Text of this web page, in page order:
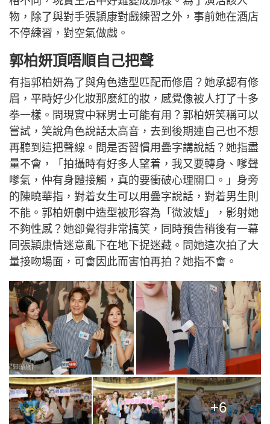
物，除了與對手張頴康對戲練習之外，事前她在酒店
不停練習，對空氣做戲。
郭柏妍頂唔順自己把聲
有指郭柏妍為了與角色造型匹配而修眉？她承認有修
眉，平時好少化妝那麼紅的妝，感覺像被人打了十多
拳一樣。問現實中冧男士可能有用？郭柏妍笑稱可以
嘗試，笑說角色說話太高音，去到後期連自己也不想
再聽到這把聲線。問是否習慣用疊字講說話？她指盡
量不會，「拍攝時有好多人望着，我又要轉身、嗲聲
嗲氣，仲有身體接觸，真的要衝破心理關口。」身旁
的陳曉華指，對着女生可以用疊字說話，對着男生則
不能。郭柏妍劇中造型被形容為「微波爐」，影射她
不夠性感？她卻覺得非常搞笑，同時預告稍後有一幕
同張頴康情迷意亂下在地下捉迷藏。問她這次拍了大
量接吻場面，可會因此而害怕再拍？她指不會。
+6